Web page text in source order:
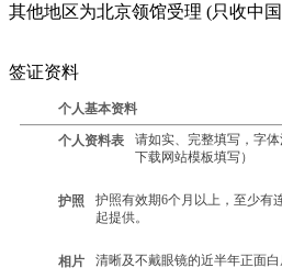
其他地区为北京领馆受理 (只收中
签证资料
个人基本资料
个人资料表
请如实、完整填写，字
下载网站模板填写）
护照
护照有效期6个月以上，至少有
起提供。
相片 清晰及不戴眼镜的近半年正面白